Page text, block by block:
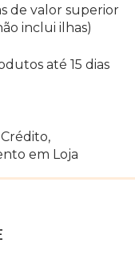
de valor superior
inclui ilhas)
até 15 dias
em Loja